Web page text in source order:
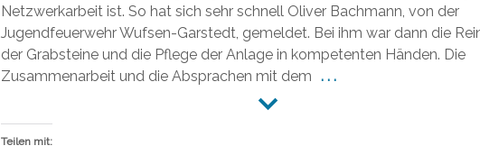
Netzwerkarbeit ist. So hat sich sehr schnell Oliver Bachmann, von der
Jugendfeuerwehr Wufsen-Garstedt, gemeldet. Bei ihm war dann die
der Grabsteine und die Pflege der Anlage in kompetenten Händen. Die
Zusammenarbeit und die Absprachen mit dem . . .
Teilen mit: